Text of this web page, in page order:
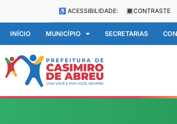
♿ ACESSIBILIDADE: 🔳 CONTRASTE
INÍCIO MUNICÍPIO SECRETARIAS